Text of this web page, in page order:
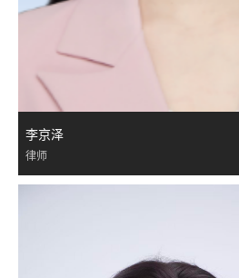
李京泽
律师